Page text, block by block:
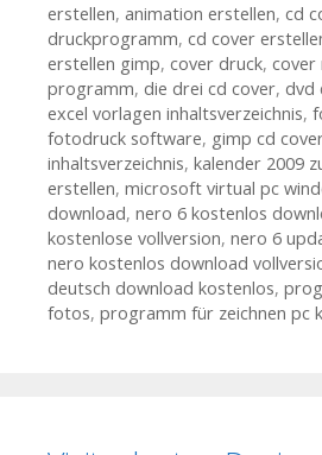
erstellen, animation erstellen, cd
druckprogramm, cd cover
erstellen gimp, cover druck, cover
programm, die drei cd cover, dvd
excel vorlagen inhaltsverzeichnis,
fotodruck software, gimp cd
inhaltsverzeichnis, kalender 2009
erstellen, microsoft virtual pc
download, nero 6 kostenlos
kostenlose vollversion, nero 6
nero kostenlos download
deutsch download kostenlos,
fotos, programm für zeichnen pc